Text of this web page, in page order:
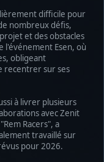
difficile pour
nombreux défis,
et des obstacles
l'événement Esen, où
obligeant
recentrer sur ses
à livrer plusieurs
avec Zenit
Racers", a
travaillé sur
pour 2026.